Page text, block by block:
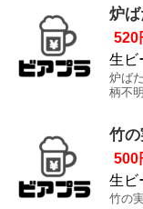
炉
520
生ビ
炉ば
柄不
竹
500
生ビ
竹の